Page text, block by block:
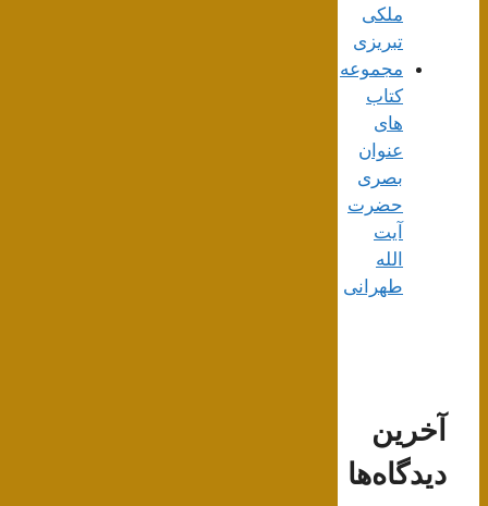
ملکی
تبریزی
مجموعه
کتاب
های
عنوان
بصری
حضرت
آیت
الله
طهرانی
آخرین
دیدگاه‌ها